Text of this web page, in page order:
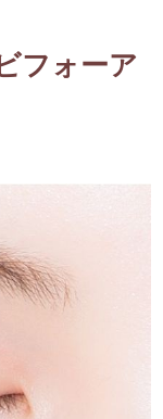
フォーア